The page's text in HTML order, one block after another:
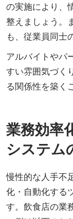
の実施により、
整えましょう。
も、従業員同士
アルバイトやパ
すい雰囲気づく
る関係性を築く
業務効率
システム
慢性的な人手不
化・自動化する
す。飲食店の業